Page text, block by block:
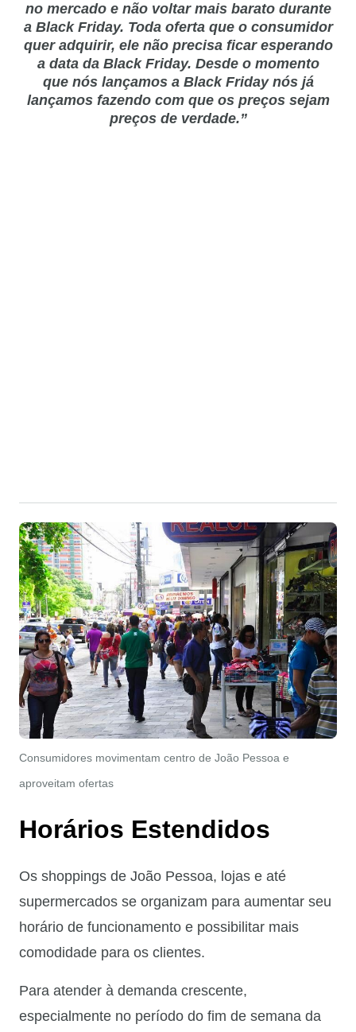
no mercado e não voltar mais barato durante
a Black Friday. Toda oferta que o consumidor
quer adquirir, ele não precisa ficar esperando
a data da Black Friday. Desde o momento
que nós lançamos a Black Friday nós já
lançamos fazendo com que os preços sejam
preços de verdade.”
Consumidores movimentam centro de João Pessoa e
aproveitam ofertas
Horários Estendidos
Os shoppings de João Pessoa, lojas e até
supermercados se organizam para aumentar seu
horário de funcionamento e possibilitar mais
comodidade para os clientes.
Para atender à demanda crescente,
especialmente no período do fim de semana da